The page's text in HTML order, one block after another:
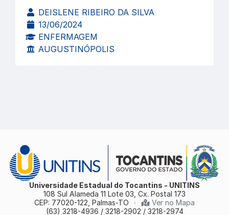
DEISLENE RIBEIRO DA SILVA
13/06/2024
ENFERMAGEM
AUGUSTINÓPOLIS
Universidade Estadual do Tocantins - UNITINS
108 Sul Alameda 11 Lote 03, Cx. Postal 173
CEP: 77020-122, Palmas-TO
•
Ver no Mapa
(63) 3218-4936 / 3218-2902 / 3218-2974